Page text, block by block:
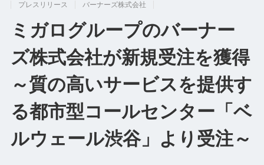
プレスリリース バーナーズ株式会社
ミガログループのバーナー
ズ株式会社が新規受注を獲得
～質の高いサービスを提供す
る都市型コールセンター「ベ
ルウェール渋谷」より受注～